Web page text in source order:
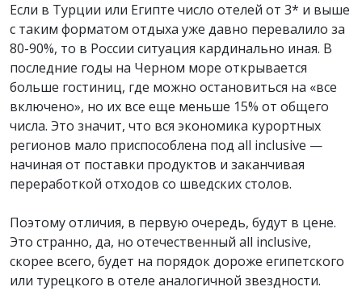
Если в Турции или Египте число отелей от 3* и выше
с таким форматом отдыха уже давно перевалило за
80-90%, то в России ситуация кардинально иная. В
последние годы на Черном море открывается
больше гостиниц, где можно остановиться на «все
включено», но их все еще меньше 15% от общего
числа. Это значит, что вся экономика курортных
регионов мало приспособлена под all inclusive —
начиная от поставки продуктов и заканчивая
переработкой отходов со шведских столов.
Поэтому отличия, в первую очередь, будут в цене.
Это странно, да, но отечественный all inclusive,
скорее всего, будет на порядок дороже египетского
или турецкого в отеле аналогичной звездности.